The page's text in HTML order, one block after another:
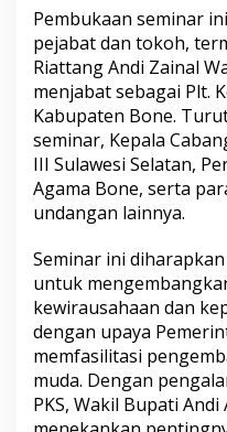
r
n
a
t
i
o
a
l
S
e
i
n
a
r
Y
o
u
t
h
L
Pembukaan seminar
pejabat dan tokoh,
Riattang Andi Zainal
menjabat sebagai Plt.
Kabupaten Bone.
seminar, Kepala
III Sulawesi Selatan,
Agama Bone, serta
undangan lainnya.
Seminar ini
untuk
kewirausahaan dan
dengan upaya
memfasilitasi
muda. Dengan
PKS, Wakil Bupati